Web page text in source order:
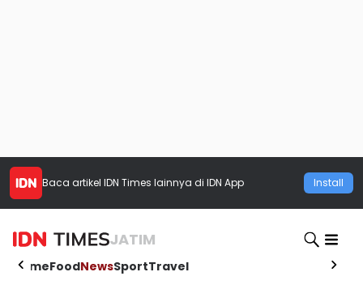
Baca artikel IDN Times lainnya di IDN App Install
JATIM
HomeFoodNewsSportTravel